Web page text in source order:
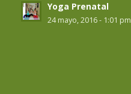
Yoga Prenatal
24 mayo, 2016 - 1:01 pm